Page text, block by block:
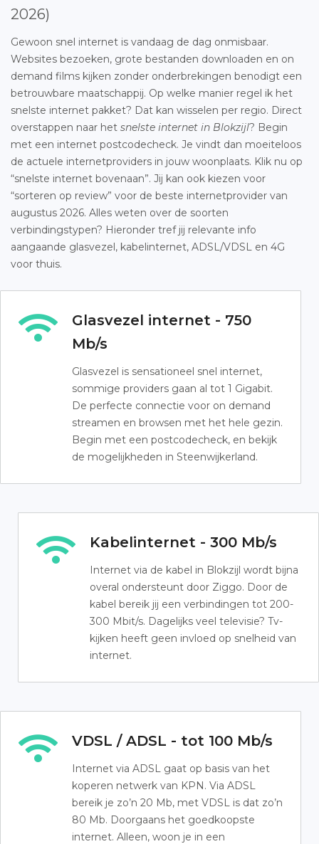
2026)
Gewoon snel internet is vandaag de dag onmisbaar.
Websites bezoeken, grote bestanden downloaden en on
demand films kijken zonder onderbrekingen benodigt een
betrouwbare maatschappij. Op welke manier regel ik het
snelste internet pakket? Dat kan wisselen per regio. Direct
overstappen naar het snelste internet in Blokzijl? Begin
met een internet postcodecheck. Je vindt dan moeiteloos
de actuele internetproviders in jouw woonplaats. Klik nu op
“snelste internet bovenaan”. Jij kan ook kiezen voor
“sorteren op review” voor de beste internetprovider van
augustus 2026. Alles weten over de soorten
verbindingstypen? Hieronder tref jij relevante info
aangaande glasvezel, kabelinternet, ADSL/VDSL en 4G
voor thuis.
Glasvezel internet - 750
Mb/s
Glasvezel is sensationeel snel internet,
sommige providers gaan al tot 1 Gigabit.
De perfecte connectie voor on demand
streamen en browsen met het hele gezin.
Begin met een postcodecheck, en bekijk
de mogelijkheden in Steenwijkerland.
Kabelinternet - 300 Mb/s
Internet via de kabel in Blokzijl wordt bijna
overal ondersteunt door Ziggo. Door de
kabel bereik jij een verbindingen tot 200-
300 Mbit/s. Dagelijks veel televisie? Tv-
kijken heeft geen invloed op snelheid van
internet.
VDSL / ADSL - tot 100 Mb/s
Internet via ADSL gaat op basis van het
koperen netwerk van KPN. Via ADSL
bereik je zo’n 20 Mb, met VDSL is dat zo’n
80 Mb. Doorgaans het goedkoopste
internet. Alleen, woon je in een